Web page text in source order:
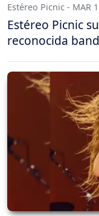
Estéreo Picnic - MAR
Estéreo Picnic
reconocida